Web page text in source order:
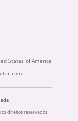
States of America
os direitos reservados